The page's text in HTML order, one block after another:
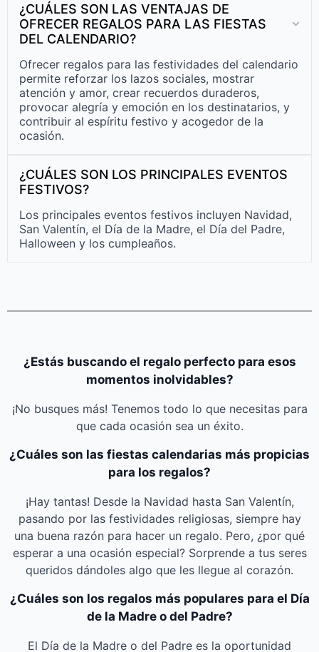
¿CUÁLES SON LAS VENTAJAS DE
OFRECER REGALOS PARA LAS FIESTAS
DEL CALENDARIO?
Ofrecer regalos para las festividades del calendario
permite reforzar los lazos sociales, mostrar
atención y amor, crear recuerdos duraderos,
provocar alegría y emoción en los destinatarios, y
contribuir al espíritu festivo y acogedor de la
ocasión.
¿CUÁLES SON LOS PRINCIPALES EVENTOS
FESTIVOS?
Los principales eventos festivos incluyen Navidad,
San Valentín, el Día de la Madre, el Día del Padre,
Halloween y los cumpleaños.
¿Estás buscando el regalo perfecto para esos
momentos inolvidables?
¡No busques más! Tenemos todo lo que necesitas para
que cada ocasión sea un éxito.
¿Cuáles son las fiestas calendarias más propicias
para los regalos?
¡Hay tantas! Desde la Navidad hasta San Valentín,
pasando por las festividades religiosas, siempre hay
una buena razón para hacer un regalo. Pero, ¿por qué
esperar a una ocasión especial? Sorprende a tus seres
queridos dándoles algo que les llegue al corazón.
¿Cuáles son los regalos más populares para el Día
de la Madre o del Padre?
El Día de la Madre o del Padre es la oportunidad